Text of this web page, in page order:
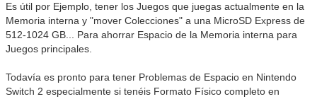
Es útil por Ejemplo, tener los Juegos que juegas actualmente en la
Memoria interna y "mover Colecciones" a una MicroSD Express de
512-1024 GB... Para ahorrar Espacio de la Memoria interna para
Juegos principales.
Todavía es pronto para tener Problemas de Espacio en Nintendo
Switch 2 especialmente si tenéis Formato Físico completo en